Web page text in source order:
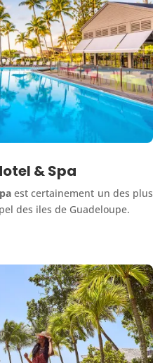
& Spa
est certainement un des plus
des iles de Guadeloupe.